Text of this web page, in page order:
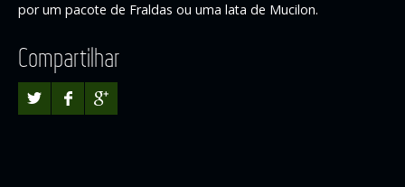
por um pacote de Fraldas ou uma lata de Mucilon.
Compartilhar